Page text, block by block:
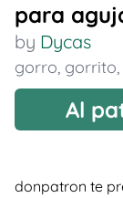
para
by Dycas
gorro, gorrito,
Al
donpatron te